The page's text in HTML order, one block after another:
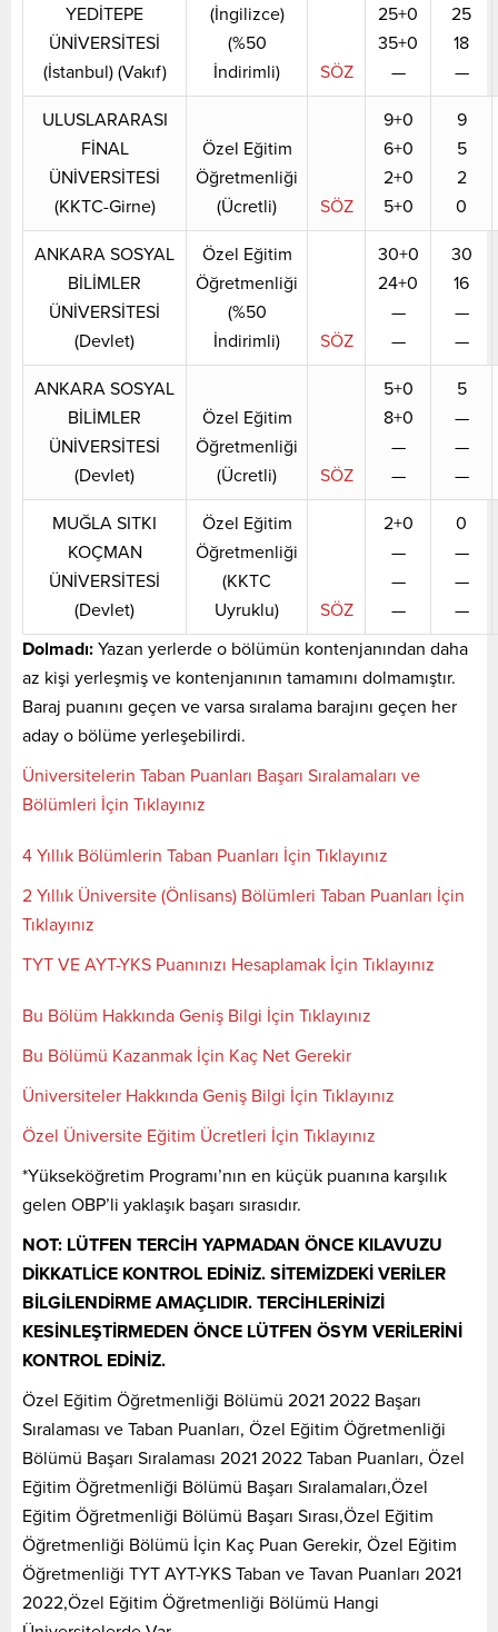
YEDİTEPE
ÜNİVERSİTESİ
(İstanbul) (Vakıf)
(İngilizce)
(%50
İndirimli)
SÖZ
25+0
35+0
—
25
18
—
ULUSLARARASI
FİNAL
ÜNİVERSİTESİ
(KKTC-Girne)
Özel Eğitim
Öğretmenliği
(Ücretli)
SÖZ
9+0
6+0
2+0
5+0
9
5
2
0
ANKARA SOSYAL
BİLİMLER
ÜNİVERSİTESİ
(Devlet)
Özel Eğitim
Öğretmenliği
(%50
İndirimli)
SÖZ
30+0
24+0
—
—
30
16
—
—
ANKARA SOSYAL
BİLİMLER
ÜNİVERSİTESİ
(Devlet)
Özel Eğitim
Öğretmenliği
(Ücretli)
SÖZ
5+0
8+0
—
—
5
—
—
—
MUĞLA SITKI
KOÇMAN
ÜNİVERSİTESİ
(Devlet)
Özel Eğitim
Öğretmenliği
(KKTC
Uyruklu)
SÖZ
2+0
—
—
—
0
—
—
—
Dolmadı: Yazan yerlerde o bölümün kontenjanından daha
az kişi yerleşmiş ve kontenjanının tamamını dolmamıştır.
Baraj puanını geçen ve varsa sıralama barajını geçen her
aday o bölüme yerleşebilirdi.
Üniversitelerin Taban Puanları Başarı Sıralamaları ve
Bölümleri İçin Tıklayınız
4 Yıllık Bölümlerin Taban Puanları İçin Tıklayınız
2 Yıllık Üniversite (Önlisans) Bölümleri Taban Puanları İçin
Tıklayınız
TYT VE AYT-YKS Puanınızı Hesaplamak İçin Tıklayınız
Bu Bölüm Hakkında Geniş Bilgi İçin Tıklayınız
Bu Bölümü Kazanmak İçin Kaç Net Gerekir
Üniversiteler Hakkında Geniş Bilgi İçin Tıklayınız
Özel Üniversite Eğitim Ücretleri İçin Tıklayınız
*Yükseköğretim Programı’nın en küçük puanına karşılık
gelen OBP’li yaklaşık başarı sırasıdır.
NOT: LÜTFEN TERCİH YAPMADAN ÖNCE KILAVUZU
DİKKATLİCE KONTROL EDİNİZ. SİTEMİZDEKİ VERİLER
BİLGİLENDİRME AMAÇLIDIR. TERCİHLERİNİZİ
KESİNLEŞTİRMEDEN ÖNCE LÜTFEN ÖSYM VERİLERİNİ
KONTROL EDİNİZ.
Özel Eğitim Öğretmenliği Bölümü 2021 2022 Başarı
Sıralaması ve Taban Puanları, Özel Eğitim Öğretmenliği
Bölümü Başarı Sıralaması 2021 2022 Taban Puanları, Özel
Eğitim Öğretmenliği Bölümü Başarı Sıralamaları,Özel
Eğitim Öğretmenliği Bölümü Başarı Sırası,Özel Eğitim
Öğretmenliği Bölümü İçin Kaç Puan Gerekir, Özel Eğitim
Öğretmenliği TYT AYT-YKS Taban ve Tavan Puanları 2021
2022,Özel Eğitim Öğretmenliği Bölümü Hangi